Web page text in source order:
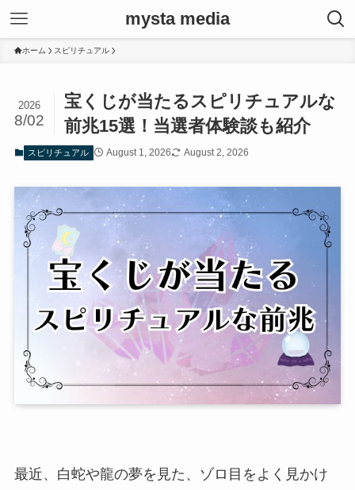
mysta media
ホーム スピリチュアル
宝くじが当たるスピリチュアルな
前兆15選！当選者体験談も紹介
2026
8/02
スピリチュアル August 1, 2026 August 2, 2026
最近、白蛇や龍の夢を見た、ゾロ目をよく見かけ